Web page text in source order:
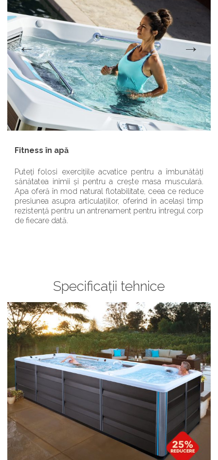
Fitness în apă
Puteți folosi exercițiile acvatice pentru a îmbunătăți
sănătatea inimii și pentru a crește masa musculară.
Apa oferă în mod natural flotabilitate, ceea ce reduce
presiunea asupra articulațiilor, oferind în același timp
rezistență pentru un antrenament pentru întregul corp
de fiecare dată.
Specificații tehnice